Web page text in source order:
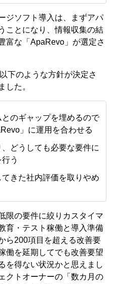
ジソフト導入は、まずアパ
ことになり、情報収集の結
富な「ApaRevo」が選定さ
下のような方針が決定さ
した。
のギャップを埋めるので
」に運用を合わせる
どうしても必要な要件に
う
きた社内評価を取りやめ
限の要件に絞りカスタイマ
育・テスト稼働と導入準備
ら200項目を超える改善要
働を延期してでも改善要望
を得ない状況かと思えまし
クトオーナーの「数カ月の